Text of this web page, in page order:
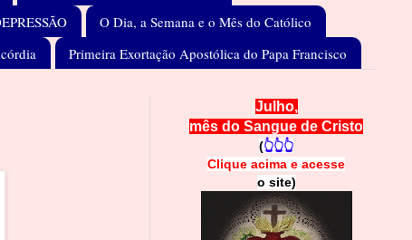
O Dia, a Semana e o Mês do Católico
Primeira Exortação Apostólica do Papa Francisco
Julho,
mês do Sangue de Cristo
(👆👆👆
Clique acima e acesse
o site)